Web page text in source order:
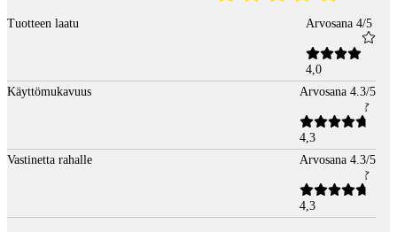
Tuotteen laatu Arvosana 4/5
4,0
Käyttömukavuus
Arvosana 4.3/5
4,3
Vastinetta rahalle
Arvosana 4.3/5
4,3